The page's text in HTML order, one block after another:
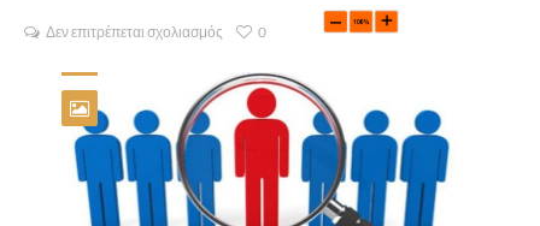
Δεν επιτρέπεται σχολιασμός 0